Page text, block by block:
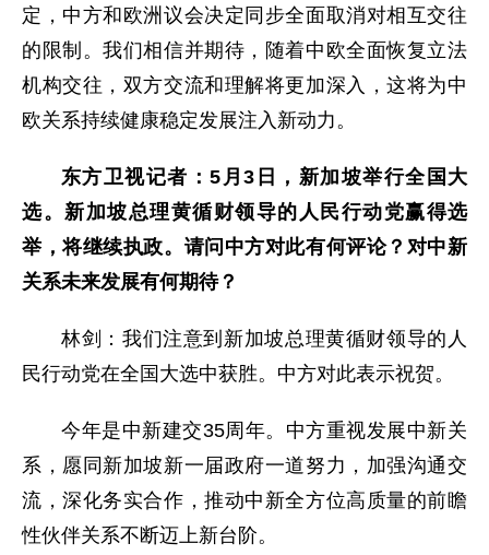
定，中方和欧洲议会决定同步全面取消对相互交往
的限制。我们相信并期待，随着中欧全面恢复立法
机构交往，双方交流和理解将更加深入，这将为中
欧关系持续健康稳定发展注入新动力。
东方卫视记者：5月3日，新加坡举行全国大
选。新加坡总理黄循财领导的人民行动党赢得选
举，将继续执政。请问中方对此有何评论？对中新
关系未来发展有何期待？
林剑：我们注意到新加坡总理黄循财领导的人
民行动党在全国大选中获胜。中方对此表示祝贺。
今年是中新建交35周年。中方重视发展中新关
系，愿同新加坡新一届政府一道努力，加强沟通交
流，深化务实合作，推动中新全方位高质量的前瞻
性伙伴关系不断迈上新台阶。